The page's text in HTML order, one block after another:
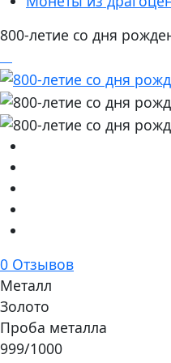
800-летие со дня
0 Отзывов
Металл
Золото
Проба металла
999/1000